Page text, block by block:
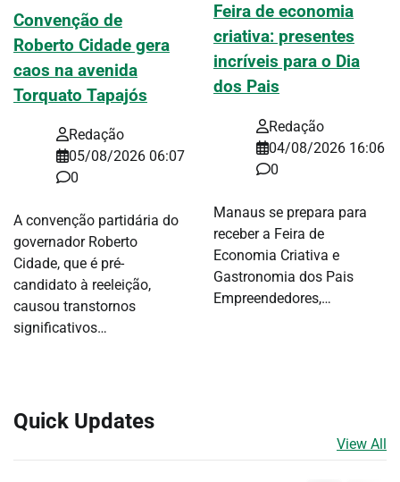
Convenção de
Roberto Cidade gera
caos na avenida
Torquato Tapajós
Redação
05/08/2026 06:07
0
A convenção partidária do
governador Roberto
Cidade, que é pré-
candidato à reeleição,
causou transtornos
significativos…
Feira de economia
criativa: presentes
incríveis para o Dia
dos Pais
Redação
04/08/2026 16:06
0
Manaus se prepara para
receber a Feira de
Economia Criativa e
Gastronomia dos Pais
Empreendedores,…
Quick Updates
View All